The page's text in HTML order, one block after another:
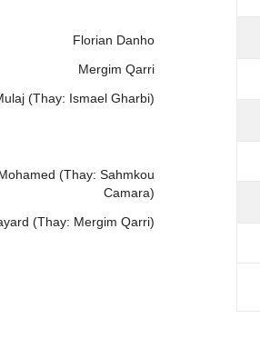
Florian Danho
Mergim Qarri
(Thay: Ismael Gharbi)
(Thay: Sahmkou
Camara)
(Thay: Mergim Qarri)